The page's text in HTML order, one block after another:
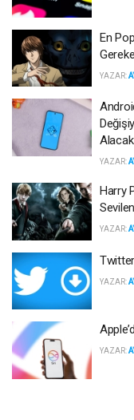
En
YAZAR:
YAZAR:
Harry
YAZAR:
Twitter
YAZAR:
YAZAR: